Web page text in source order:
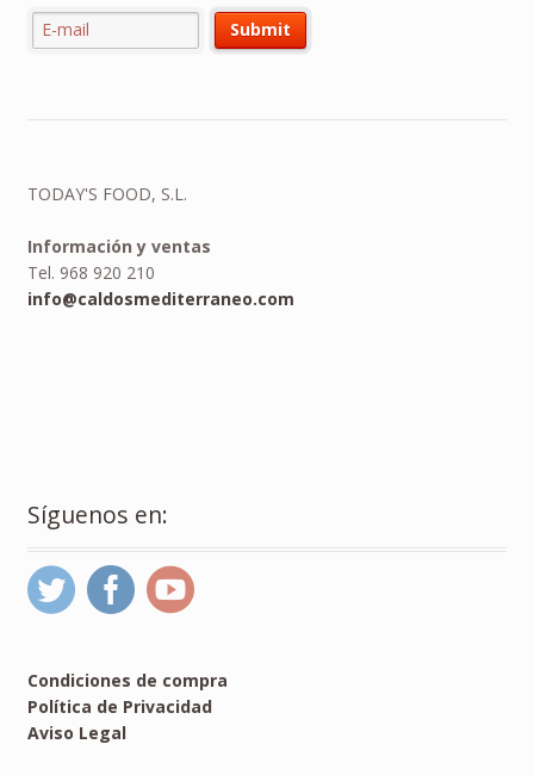
TODAY'S FOOD, S.L.
Información y ventas
Tel. 968 920 210
info@caldosmediterraneo.com
Síguenos en:
Condiciones de compra
Política de Privacidad
Aviso Legal